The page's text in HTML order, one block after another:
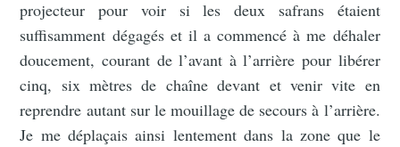
projecteur pour voir si les deux safrans étaient
suffisamment dégagés et il a commencé à me déhaler
doucement, courant de l’avant à l’arrière pour libérer
cinq, six mètres de chaîne devant et venir vite en
reprendre autant sur le mouillage de secours à l’arrière.
Je me déplaçais ainsi lentement dans la zone que le